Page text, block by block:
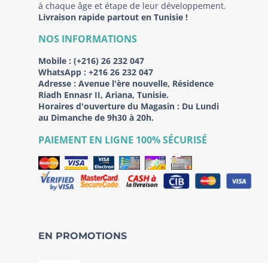
à chaque âge et étape de leur développement.
Livraison rapide partout en Tunisie !
NOS INFORMATIONS
Mobile : (+216) 26 232 047
WhatsApp : +216 26 232 047
Adresse : Avenue l'ère nouvelle, Résidence
Riadh Ennasr II, Ariana, Tunisie.
Horaires d'ouverture du Magasin : Du Lundi
au Dimanche de 9h30 à 20h.
PAIEMENT EN LIGNE 100% SÉCURISÉ
EN PROMOTIONS